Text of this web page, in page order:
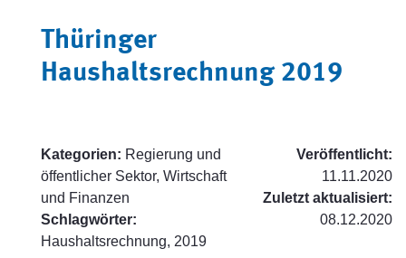
Thüringer
Haushaltsrechnung 2019
Kategorien: Regierung und
öffentlicher Sektor, Wirtschaft
und Finanzen
Schlagwörter:
Haushaltsrechnung, 2019
Veröffentlicht:
11.11.2020
Zuletzt aktualisiert:
08.12.2020